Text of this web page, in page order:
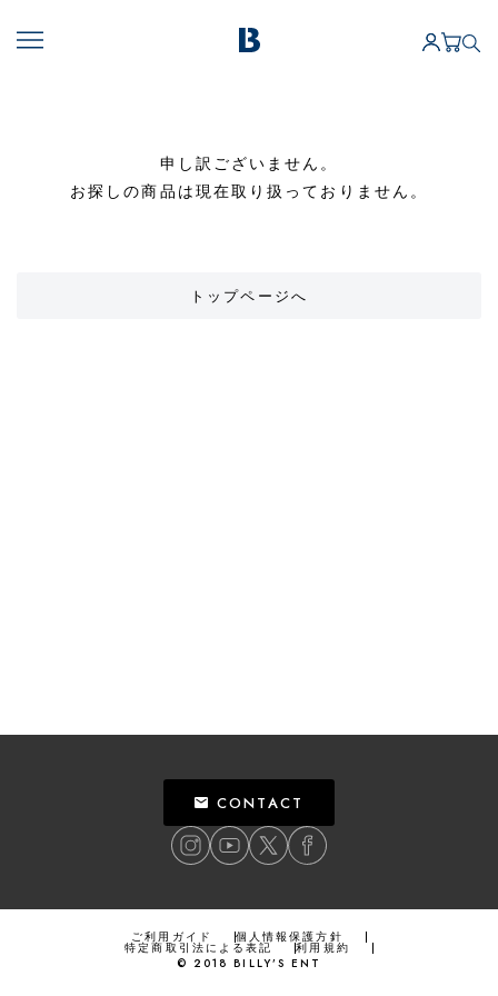
申し訳ございません。
お探しの商品は現在取り扱っておりません。
トップページへ
CONTACT
ご利用ガイド 個人情報保護方針
特定商取引法による表記
利用規約
© 2018 BILLY’S ENT